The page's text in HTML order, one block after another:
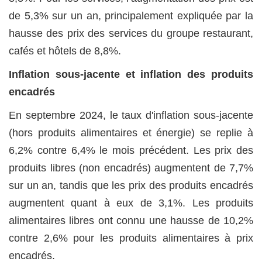
de 5,3% sur un an, principalement expliquée par la
hausse des prix des services du groupe restaurant,
cafés et hôtels de 8,8%.
Inflation sous-jacente et inflation des produits
encadrés
En septembre 2024, le taux d'inflation sous-jacente
(hors produits alimentaires et énergie) se replie à
6,2% contre 6,4% le mois précédent. Les prix des
produits libres (non encadrés) augmentent de 7,7%
sur un an, tandis que les prix des produits encadrés
augmentent quant à eux de 3,1%. Les produits
alimentaires libres ont connu une hausse de 10,2%
contre 2,6% pour les produits alimentaires à prix
encadrés.